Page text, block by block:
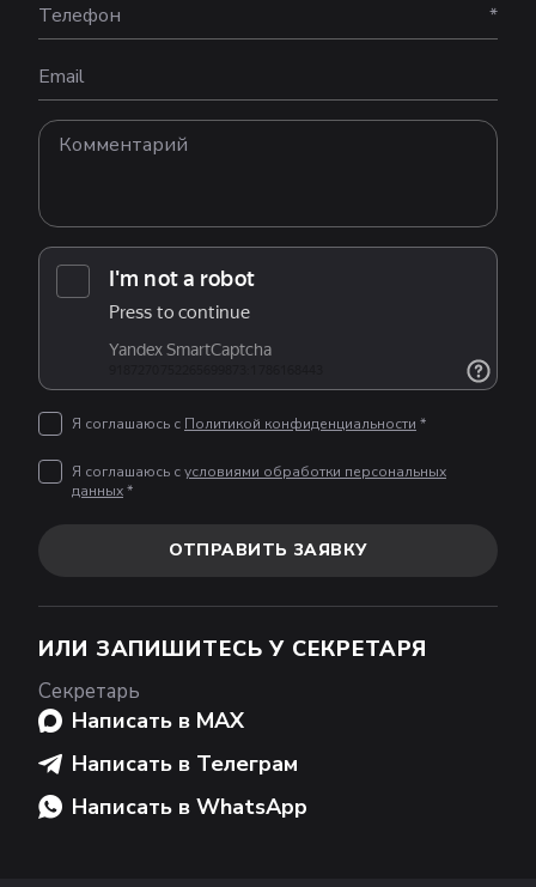
Телефон *
Email
Я соглашаюсь с Политикой конфиденциальности *
Я соглашаюсь сусловиями обработки персональных
данных*
ОТПРАВИТЬ ЗАЯВКУ
ИЛИ ЗАПИШИТЕСЬ У СЕКРЕТАРЯ
Секретарь
Написать в MAX
Написать в Телеграм
Написать в WhatsApp